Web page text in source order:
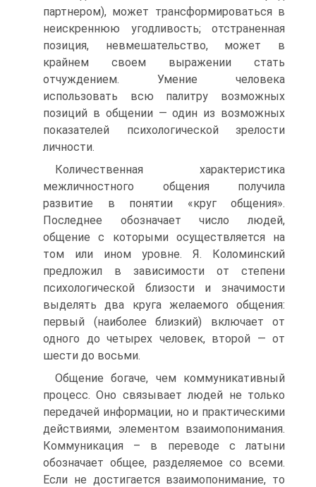
партнером), может трансформироваться в
неискреннюю угодливость; отстраненная
позиция, невмешательство, может в
крайнем своем выражении стать
отчуждением. Умение человека
использовать всю палитру возможных
позиций в общении — один из возможных
показателей психологической зрелости
личности.
Количественная характеристика
межличностного общения получила
развитие в понятии «круг общения».
Последнее обозначает число людей,
общение с которыми осуществляется на
том или ином уровне. Я. Коломинский
предложил в зависимости от степени
психологической близости и значимости
выделять два круга желаемого общения:
первый (наиболее близкий) включает от
одного до четырех человек, второй — от
шести до восьми.
Общение богаче, чем коммуникативный
процесс. Оно связывает людей не только
передачей информации, но и практическими
действиями, элементом взаимопонимания.
Коммуникация – в переводе с латыни
обозначает общее, разделяемое со всеми.
Если не достигается взаимопонимание, то